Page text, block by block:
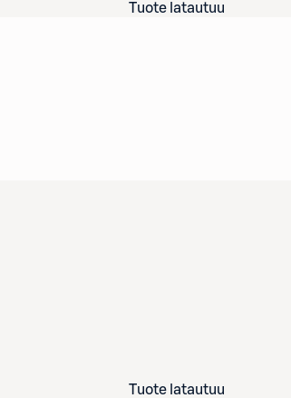
Tuote latautuu
Tuote latautuu